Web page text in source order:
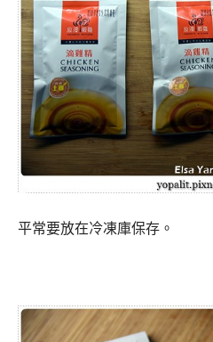
平常要放在冷凍庫保存。